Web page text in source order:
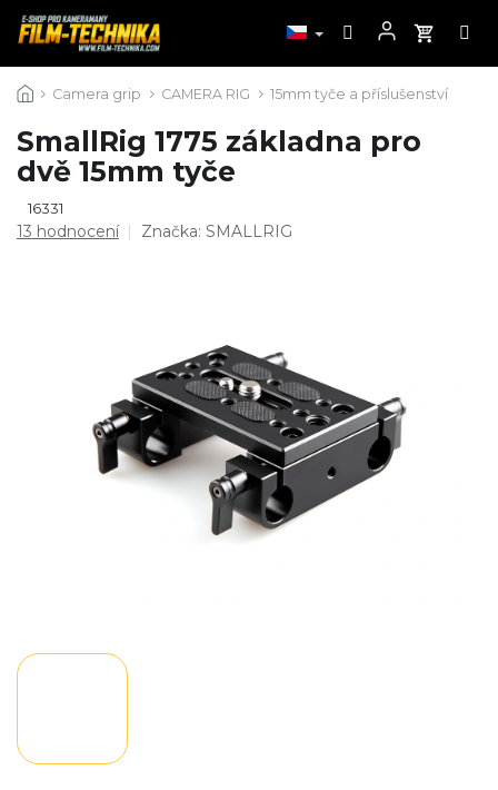
na
Camera grip CAMERA RIG 15mm tyče a příslušenství
SmallRig 1775 základna pro
dvě 15mm tyče
16331
Průměrné
13 hodnocení Značka: SMALLRIG